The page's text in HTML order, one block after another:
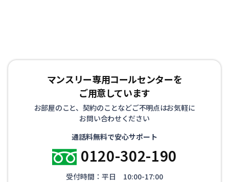
マンスリー専用コールセンターを
ご用意しています
お部屋のこと、契約のことなどご不明点はお気軽に
お問い合わせください
通話料無料で安心サポート
0120-302-190
受付時間：平日 10:00-17:00